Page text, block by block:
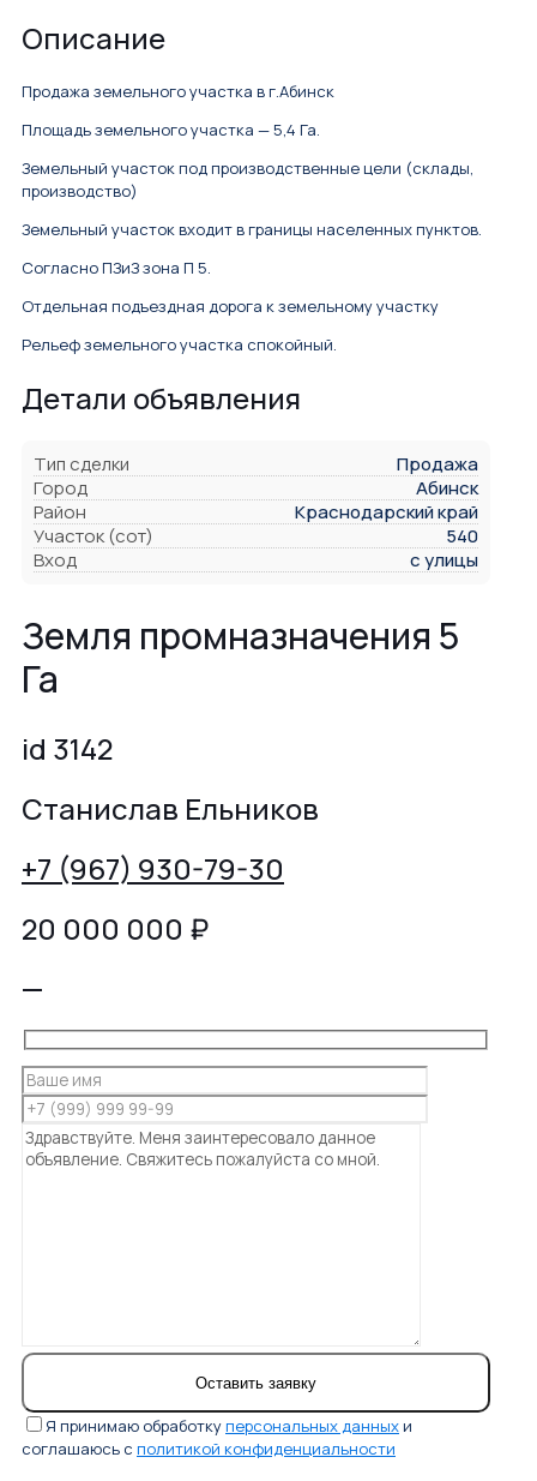
Описание
Продажа земельного участка в г.Абинск
Площадь земельного участка — 5,4 Га.
Земельный участок под производственные цели (склады,
производство)
Земельный участок входит в границы населенных пунктов.
Согласно ПЗиЗ зона П 5.
Отдельная подъездная дорога к земельному участку
Рельеф земельного участка спокойный.
Детали объявления
Тип сделки
Продажа
Город
Абинск
Район
Краснодарский край
Участок (сот)
540
Вход
с улицы
Земля промназначения 5
Га
id 3142
Станислав Ельников
+7 (967) 930-79-30
20 000 000 ₽
—
Я принимаю обработкуперсональных данных и
соглашаюсь с политикой конфиденциальности